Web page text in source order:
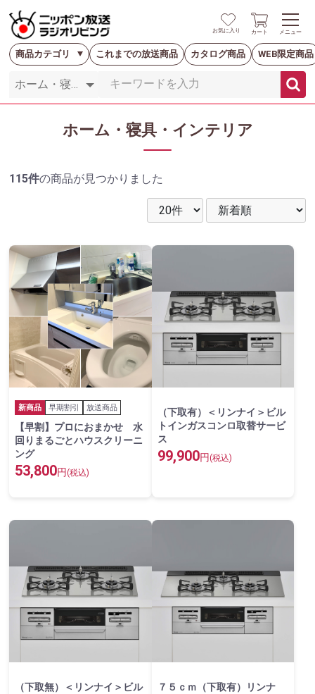
お気に入り カート メニュー
商品カテゴリ これまでの放送商品 カタログ商品 WEB限定商品
ホーム・寝具・インテリア
115件の商品が見つかりました
新商品 早期割引 放送商品
【早割】プロにおまかせ 水
回りまるごとハウスクリーニ
ング
53,800円 (税込)
（下取有）＜リンナイ＞ビル
トインガスコンロ取替サービ
ス
99,900円 (税込)
（下取無）＜リンナイ＞ビル
７５ｃｍ（下取有）リンナ